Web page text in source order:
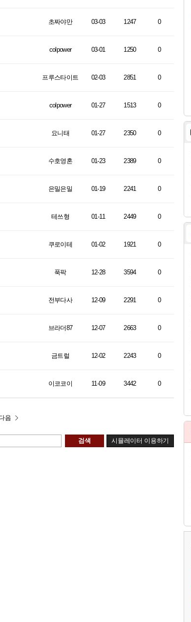
초짜야만 03-03 1247 0
colpower 03-01 1250 0
프루스타이트 02-03 2851 0
colpower 01-27 1513 0
요니태 01-27 2350 0
수호영혼 01-23 2389 0
은밀은밀 01-19 2241 0
테쓰형 01-11 2449 0
쿠로이테 01-02 1921 0
푹팍 12-28 3594 0
전부다사 12-09 2291 0
브라더87 12-07 2663 0
금트럴 12-02 2243 0
이코코이 11-09 3442 0
음
검색 시뮬레이터 이용하기